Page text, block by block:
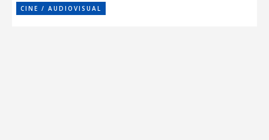
CINE / AUDIOVISUAL